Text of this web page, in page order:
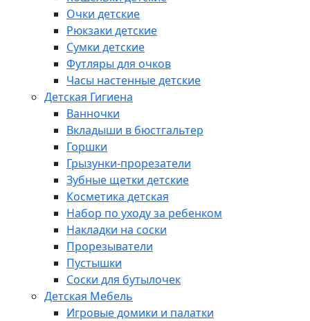
Очки детские
Рюкзаки детские
Сумки детские
Футляры для очков
Часы настенные детские
Детская Гигиена
Ванночки
Вкладыши в бюстгальтер
Горшки
Грызунки-прорезатели
Зубные щетки детские
Косметика детская
Набор по уходу за ребенком
Накладки на соски
Прорезыватели
Пустышки
Соски для бутылочек
Детская Мебель
Игровые домики и палатки